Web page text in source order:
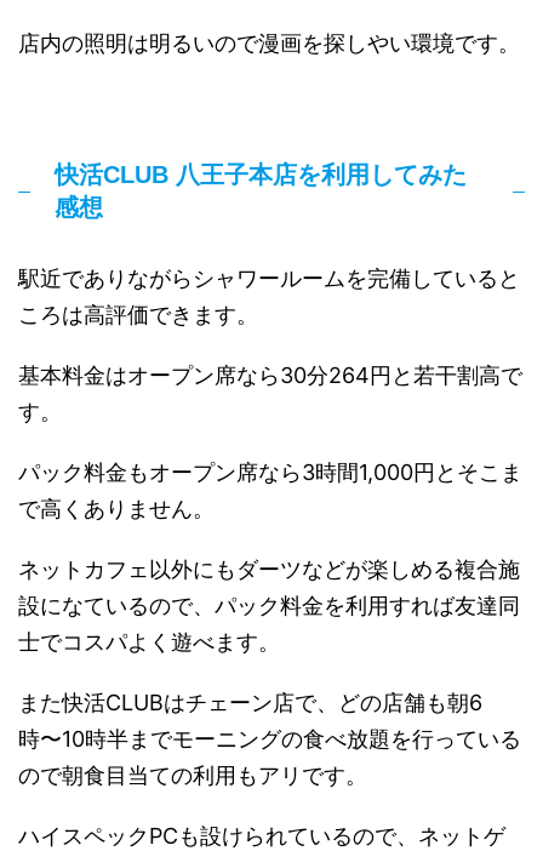
店内の照明は明るいので漫画を探しやい環境です。
快活CLUB 八王子本店を利用してみた
感想
駅近でありながらシャワールームを完備していると
ころは高評価できます。
基本料金はオープン席なら30分264円と若干割高で
す。
パック料金もオープン席なら3時間1,000円とそこま
で高くありません。
ネットカフェ以外にもダーツなどが楽しめる複合施
設になているので、パック料金を利用すれば友達同
士でコスパよく遊べます。
また快活CLUBはチェーン店で、どの店舗も朝6
時〜10時半までモーニングの食べ放題を行っている
ので朝食目当ての利用もアリです。
ハイスペックPCも設けられているので、ネットゲ